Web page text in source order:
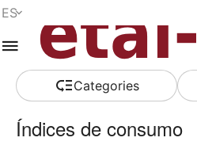
ES
Сategories
Índices de consumo
Menú Buscar Carro de la
compra